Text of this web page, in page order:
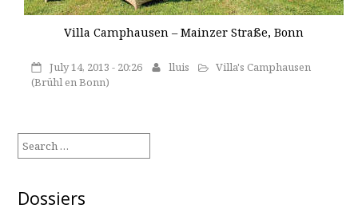
Villa Camphausen – Mainzer Straße, Bonn
July 14, 2013 - 20:26 lluis
Villa's Camphausen
(Brühl en Bonn)
for:
Dossiers